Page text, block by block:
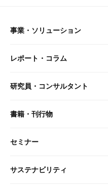
事業・ソリューション
事業・ソリューション トッ
リサーチ
レポート・コラム
レポート・コラム トップ
最新のレポート・コラム
研究員・コンサルタント
研究員・コンサルタント ト
研究員
書籍・刊行物
書籍・刊行物 トップ
書籍
セミナー
セミナー トップ
サステナビリティ